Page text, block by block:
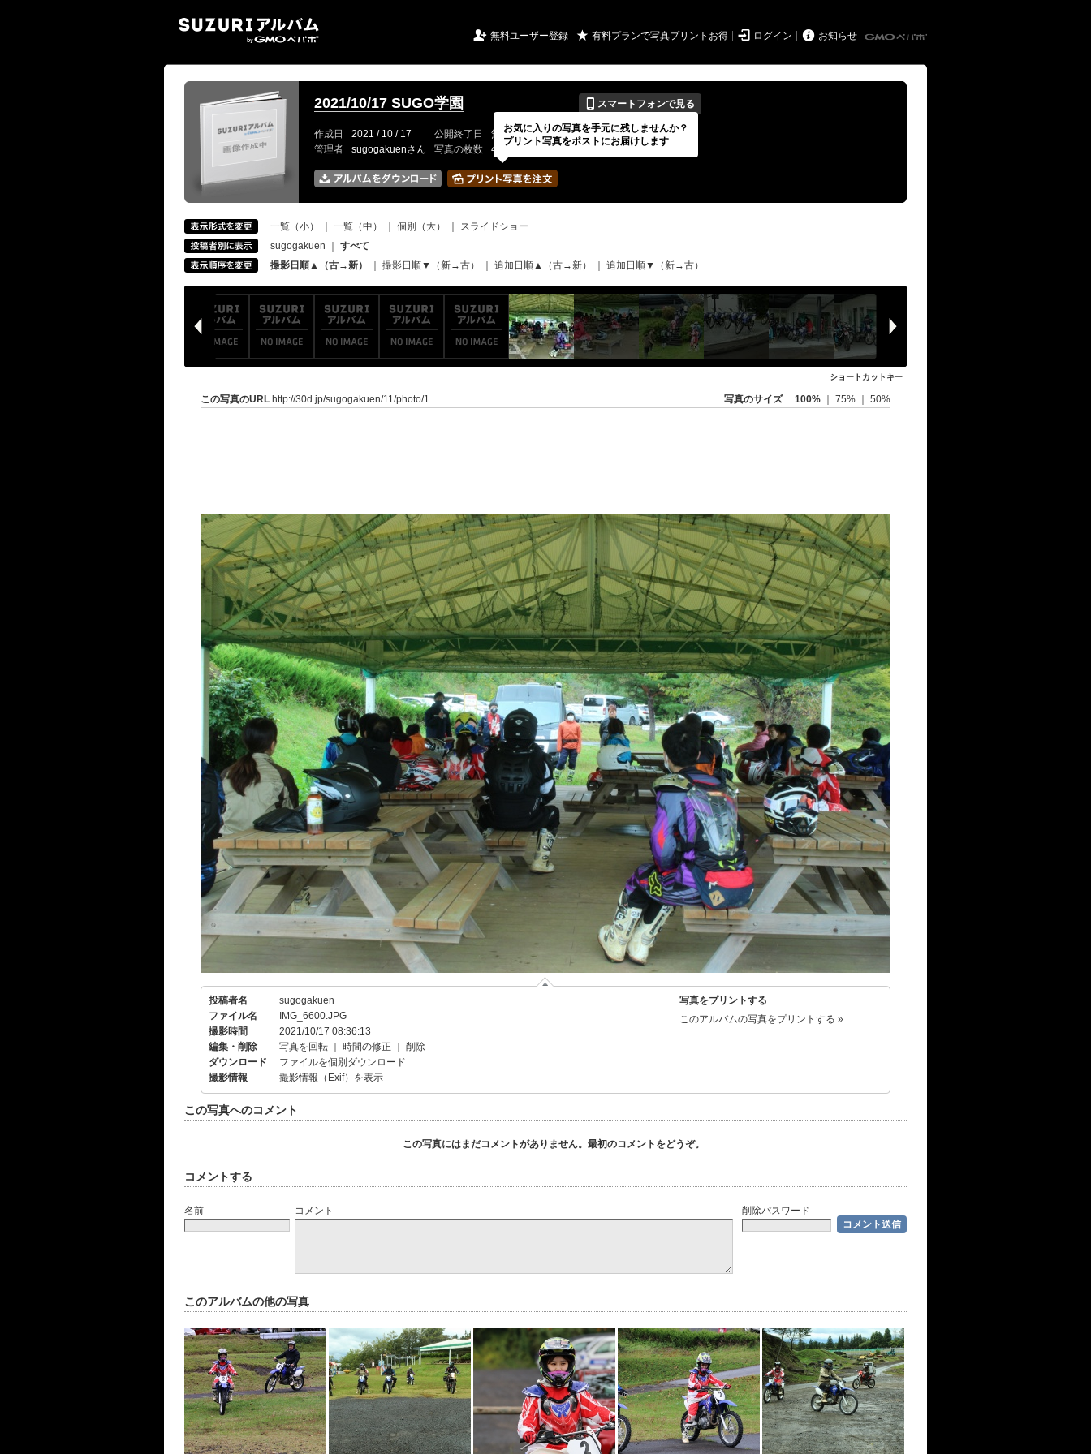
 無料ユーザー登録 ★ 有料プランで写真プリントお得  ログイン  お知らせ
2021/10/17 SUGO学園 📱 スマートフォンで見る
作成日 2021 / 10 / 17 公開終了日 無期限 イベントの期間
---
管理者
sugogakuenさん 写真の枚数 492 / 2000枚
一覧（小） 一覧（中） 個別（大）
スライドショー
sugogakuen
すべて
撮影日順▲（古→新）
撮影日順▼（新→古） 追加日順▲（古→新） 追加日順▼（新→古）
ショートカットキー
この写真のURL http://30d.jp/sugogakuen/11/photo/1 写真のサイズ 100% 75% 50%
投稿者名
sugogakuen
ファイル名
IMG_6600.JPG
撮影時間
2021/10/17 08:36:13
編集・削除
写真を回転 時間の修正
削除
ダウンロード
ファイルを個別ダウンロード
撮影情報
撮影情報（Exif）を表示
写真をプリントする
このアルバムの写真をプリントする »
この写真へのコメント
この写真にはまだコメントがありません。最初のコメントをどうぞ。
コメントする
名前 コメント 削除パスワード
このアルバムの他の写真
お気に入りの写真を手元に残しませんか？
プリント写真をポストにお届けします